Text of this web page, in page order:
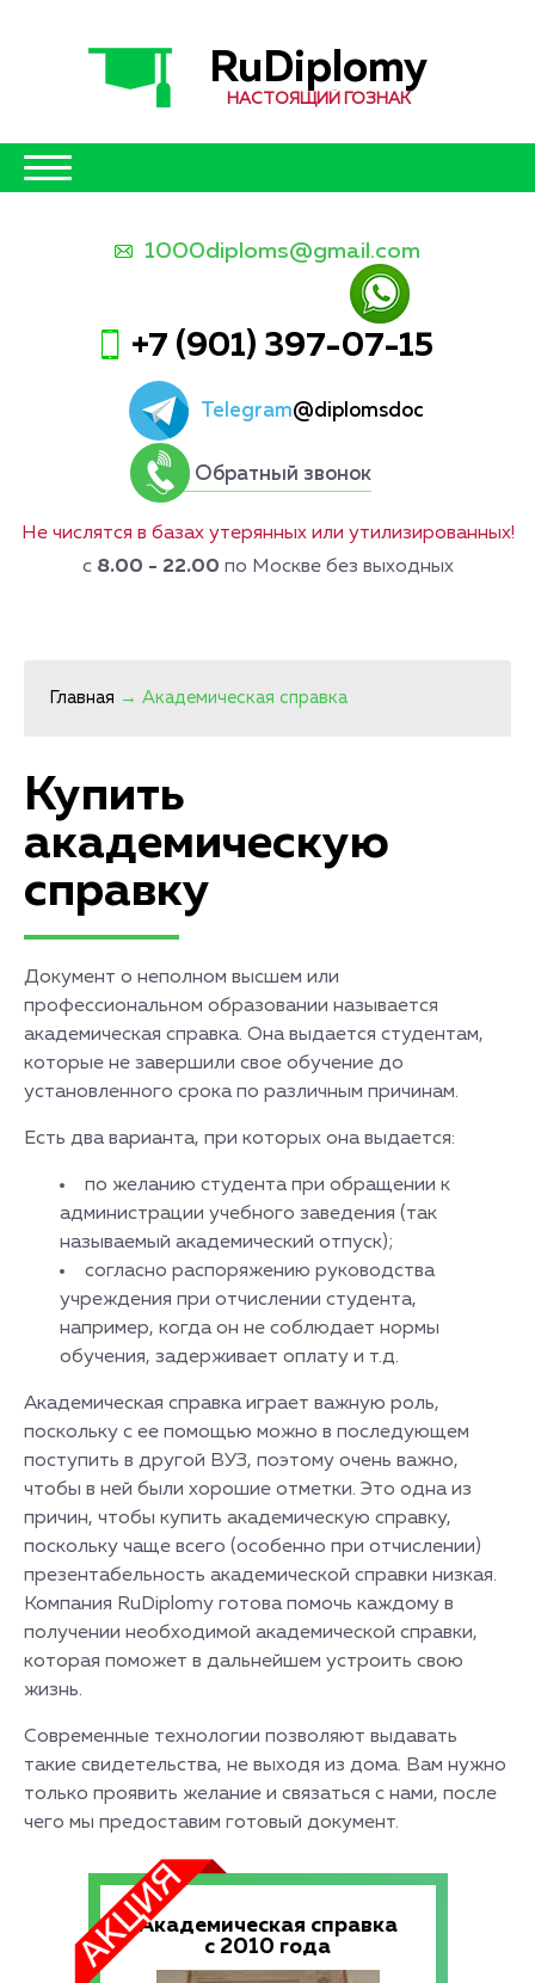
RuDiplomy
НАСТОЯЩИЙ ГОЗНАК
1000diploms@gmail.com
+7 (901) 397-07-15
Telegram@diplomsdoc
Обратный звонок
Не числятся в базах утерянных или утилизированных!
с 8.00 - 22.00 по Москве без выходных
Главная → Академическая справка
Купить
академическую
справку
Документ о неполном высшем или
профессиональном образовании называется
академическая справка. Она выдается студентам,
которые не завершили свое обучение до
установленного срока по различным причинам.
Есть два варианта, при которых она выдается:
по желанию студента при обращении к
администрации учебного заведения (так
называемый академический отпуск);
согласно распоряжению руководства
учреждения при отчислении студента,
например, когда он не соблюдает нормы
обучения, задерживает оплату и т.д.
Академическая справка играет важную роль,
поскольку с ее помощью можно в последующем
поступить в другой ВУЗ, поэтому очень важно,
чтобы в ней были хорошие отметки. Это одна из
причин, чтобы купить академическую справку,
поскольку чаще всего (особенно при отчислении)
презентабельность академической справки низкая.
Компания RuDiplomy готова помочь каждому в
получении необходимой академической справки,
которая поможет в дальнейшем устроить свою
жизнь.
Современные технологии позволяют выдавать
такие свидетельства, не выходя из дома. Вам нужно
только проявить желание и связаться с нами, после
чего мы предоставим готовый документ.
Академическая справка
с 2010 года